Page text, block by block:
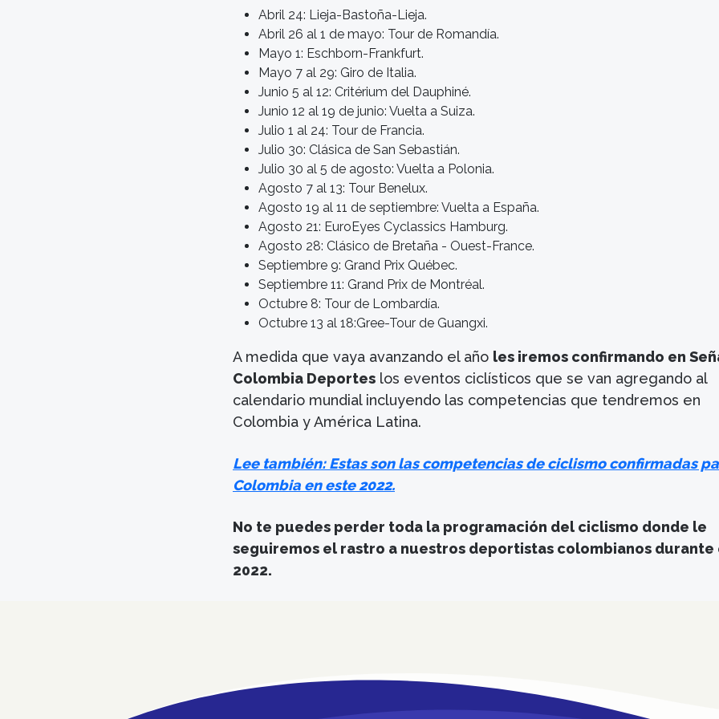
Abril 24: Lieja-Bastoña-Lieja.
Abril 26 al 1 de mayo: Tour de Romandía.
Mayo 1: Eschborn-Frankfurt.
Mayo 7 al 29: Giro de Italia.
Junio 5 al 12: Critérium del Dauphiné.
Junio 12 al 19 de junio: Vuelta a Suiza.
Julio 1 al 24: Tour de Francia.
Julio 30: Clásica de San Sebastián.
Julio 30 al 5 de agosto: Vuelta a Polonia.
Agosto 7 al 13: Tour Benelux.
Agosto 19 al 11 de septiembre: Vuelta a España.
Agosto 21: EuroEyes Cyclassics Hamburg.
Agosto 28: Clásico de Bretaña - Ouest-France.
Septiembre 9: Grand Prix Québec.
Septiembre 11: Grand Prix de Montréal.
Octubre 8: Tour de Lombardía.
Octubre 13 al 18:Gree-Tour de Guangxi.
A medida que vaya avanzando el año les iremos confirmando en
Colombia Deportes los eventos ciclísticos que se van agregando al
calendario mundial incluyendo las competencias que tendremos en
Colombia y América Latina.
Lee también: Estas son las competencias de ciclismo confirmadas
Colombia en este 2022.
No te puedes perder toda la programación del ciclismo donde le
seguiremos el rastro a nuestros deportistas colombianos durante
2022.